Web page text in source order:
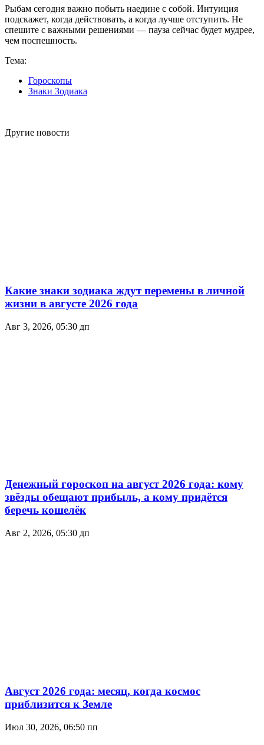
Рыбам сегодня важно побыть наедине с собой. Интуиция
подскажет, когда действовать, а когда лучше отступить. Не
спешите с важными решениями — пауза сейчас будет мудрее,
чем поспешность.
Тема:
Гороскопы
Знаки Зодиака
Другие новости
Какие знаки зодиака ждут перемены в личной
жизни в августе 2026 года
Авг 3, 2026, 05:30 дп
Денежный гороскоп на август 2026 года: кому
звёзды обещают прибыль, а кому придётся
беречь кошелёк
Авг 2, 2026, 05:30 дп
Август 2026 года: месяц, когда космос
приблизится к Земле
Июл 30, 2026, 06:50 пп